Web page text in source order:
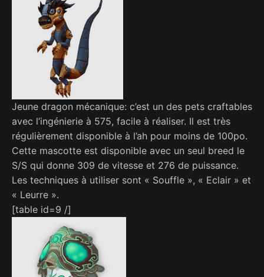
Jeune dragon mécanique: c’est un des pets craftables
avec l’ingénierie à 575, facile à réaliser. Il est très
régulièrement disponible à l’ah pour moins de 100po.
Cette mascotte est disponible avec un seul breed le
S/S qui donne 309 de vitesse et 276 de puissance.
Les techniques à utiliser sont « Souffle », « Eclair » et
« Leurre ».
[table id=9 /]